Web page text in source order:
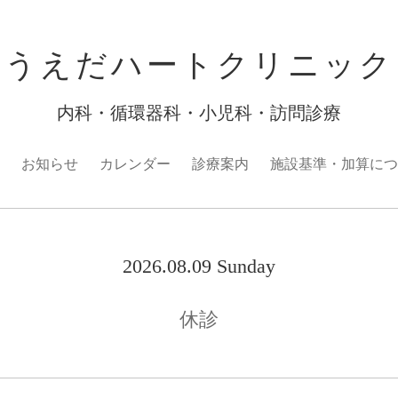
うえだハートクリニック
内科・循環器科・小児科・訪問診療
お知らせ カレンダー 診療案内 施設基準・加算に
2026.08.09 Sunday
休診